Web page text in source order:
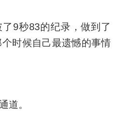
9秒83的纪录，做到了
时候自己最遗憾的事情
道。